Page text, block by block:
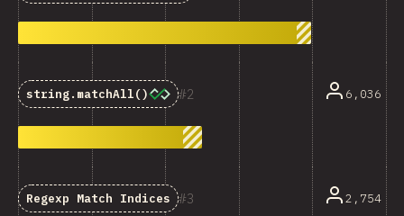
2
string.matchAll() 6,036
3
Regexp Match Indices 2,754